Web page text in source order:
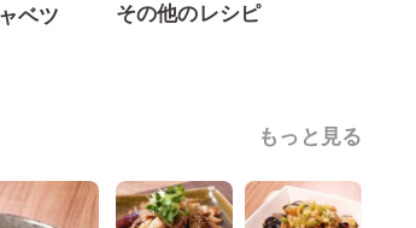
ベツ その他のレシピ
もっと見る